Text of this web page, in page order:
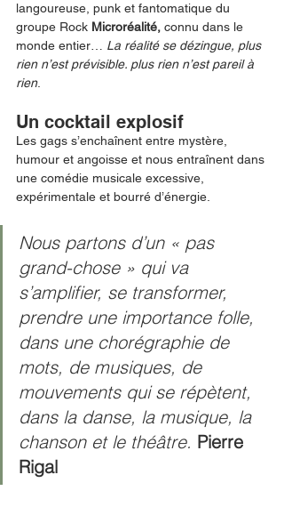
langoureuse, punk et fantomatique du
groupe Rock Microréalité, connu dans le
monde entier… La réalité se dézingue, plus
rien n’est prévisible. plus rien n’est pareil à
rien.
Un cocktail explosif
Les gags s’enchaînent entre mystère,
humour et angoisse et nous entraînent dans
une comédie musicale excessive,
expérimentale et bourré d’énergie.
Nous partons d’un « pas
grand-chose » qui va
s’amplifier, se transformer,
prendre une importance folle,
dans une chorégraphie de
mots, de musiques, de
mouvements qui se répètent,
dans la danse, la musique, la
chanson et le théâtre. Pierre
Rigal